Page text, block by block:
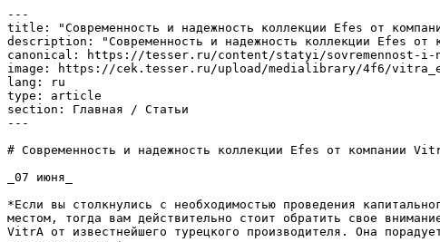
---
title: "Современность и надежность коллекции Efes от
description: "Современность и надежность коллекции Efes от
canonical: https://tesser.ru/content/statyi/sovremennost-
image: https://cek.tesser.ru/upload/medialibrary/4f6/
lang: ru
type: article
section: Главная / Статьи
---
# Современность и надежность коллекции Efes от компании
_07 июня_
*Если вы столкнулись с необходимостью проведения
местом, тогда вам действительно стоит обратить свое
VitrA от известнейшего турецкого производителя. Она